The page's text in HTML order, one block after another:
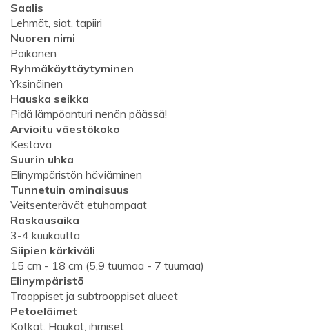
Saalis
Lehmät, siat, tapiiri
Nuoren nimi
Poikanen
Ryhmäkäyttäytyminen
Yksinäinen
Hauska seikka
Pidä lämpöanturi nenän päässä!
Arvioitu väestökoko
Kestävä
Suurin uhka
Elinympäristön häviäminen
Tunnetuin ominaisuus
Veitsenterävät etuhampaat
Raskausaika
3-4 kuukautta
Siipien kärkiväli
15 cm - 18 cm (5,9 tuumaa - 7 tuumaa)
Elinympäristö
Trooppiset ja subtrooppiset alueet
Petoeläimet
Kotkat. Haukat, ihmiset